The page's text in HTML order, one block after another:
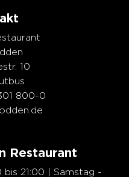
10
800-0
Restaurant
21:00 | Samstag -